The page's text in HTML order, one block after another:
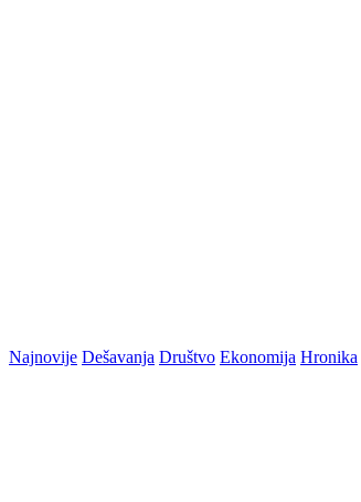
Najnovije Dešavanja Društvo Ekonomija Hronika